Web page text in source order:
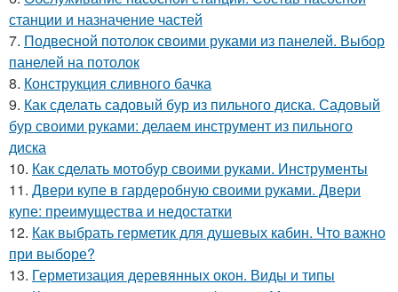
станции и назначение частей
7. Подвесной потолок своими руками из панелей. Выбор
панелей на потолок
8. Конструкция сливного бачка
9. Как сделать садовый бур из пильного диска. Садовый
бур своими руками: делаем инструмент из пильного
диска
10. Как сделать мотобур своими руками. Инструменты
11. Двери купе в гардеробную своими руками. Двери
купе: преимущества и недостатки
12. Как выбрать герметик для душевых кабин. Что важно
при выборе?
13. Герметизация деревянных окон. Виды и типы